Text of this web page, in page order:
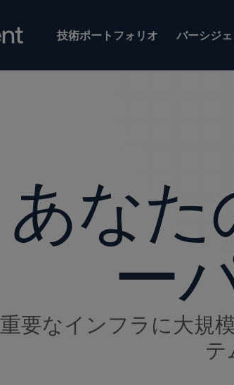
技術ポートフォリオ バーシジ
あなた
ー
重要なインフラに大規
テ